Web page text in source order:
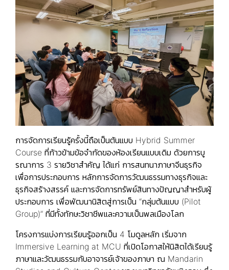
การจัดการเรียนรู้ครั้งนี้ถือเป็นต้นแบบ Hybrid Summer
Course ที่ก้าวข้ามข้อจำกัดของห้องเรียนแบบเดิม ด้วยการบู
รณาการ 3 รายวิชาสำคัญ ได้แก่ การสนทนาภาษาจีนธุรกิจ
เพื่อการประกอบการ หลักการจัดการวัฒนธรรมทางธุรกิจและ
ธุรกิจสร้างสรรค์ และการจัดการทรัพย์สินทางปัญญาสำหรับผู้
ประกอบการ เพื่อพัฒนานิสิตสู่การเป็น “กลุ่มต้นแบบ (Pilot
Group)” ที่มีทั้งทักษะวิชาชีพและความเป็นพลเมืองโลก
โครงการแบ่งการเรียนรู้ออกเป็น 4 โมดูลหลัก เริ่มจาก
Immersive Learning at MCU ที่เปิดโอกาสให้นิสิตได้เรียนรู้
ภาษาและวัฒนธรรมกับอาจารย์เจ้าของภาษา ณ Mandarin